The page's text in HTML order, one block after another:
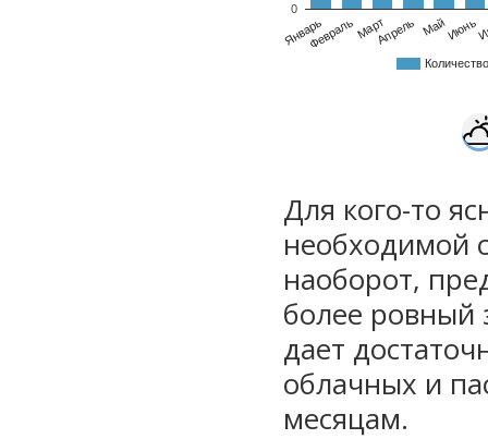
ЯнварьФевральМартАпрель МайИюнь
0
Для кого-то
необходимой
наоборот,
более ровный
дает
облачных и
месяцам.